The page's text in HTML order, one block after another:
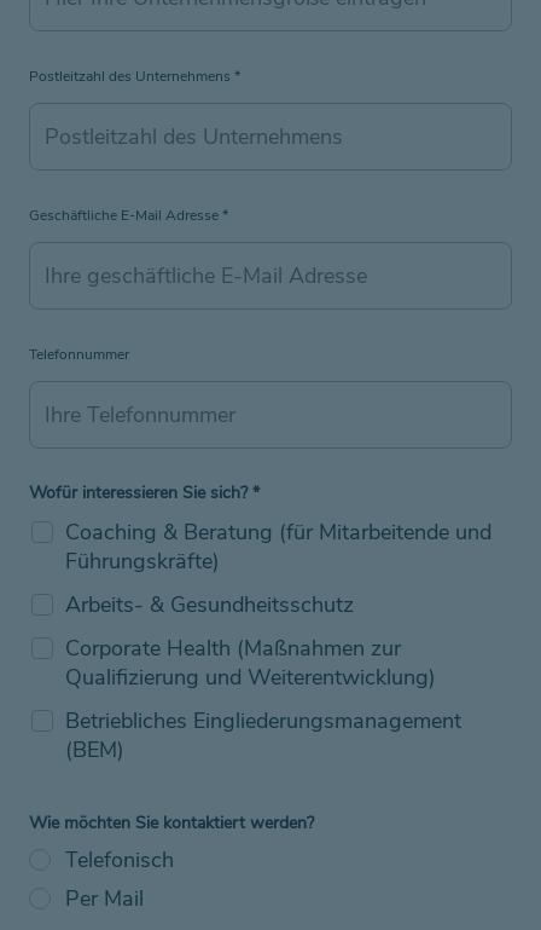
Postleitzahl des Unternehmens *
Geschäftliche E-Mail Adresse*
Telefonnummer
Wofür interessieren Sie sich?*
Coaching & Beratung (für Mitarbeitende und
Führungskräfte)
Arbeits- & Gesundheitsschutz
Corporate Health (Maßnahmen zur
Qualifizierung und Weiterentwicklung)
Betriebliches Eingliederungsmanagement
(BEM)
Wie möchten Sie kontaktiert werden?
Telefonisch
Per Mail